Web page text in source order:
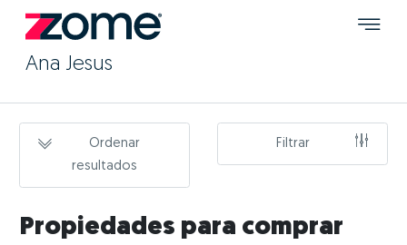
Ana Jesus
Ordenar
resultados
Filtrar
Propiedades para comprar